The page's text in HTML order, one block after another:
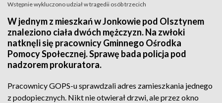
Wstępnie wykluczono udział w tragedii osób trzecich
W jednym z mieszkań w Jonkowie pod Olsztynem
znaleziono ciała dwóch mężczyzn. Na zwłoki
natknęli się pracownicy Gminnego Ośrodka
Pomocy Społecznej. Sprawę bada policja pod
nadzorem prokuratora.
Pracownicy GOPS-u sprawdzali adres zamieszkania jednego
z podopiecznych. Nikt nie otwierał drzwi, ale przez okno